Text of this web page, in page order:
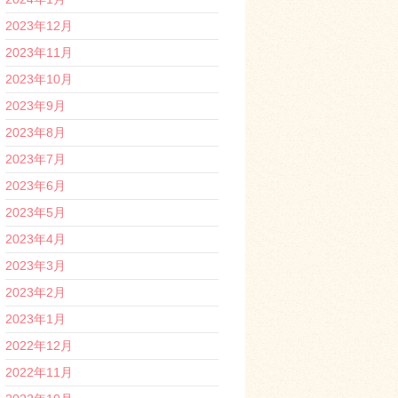
2023年12月
2023年11月
2023年10月
2023年9月
2023年8月
2023年7月
2023年6月
2023年5月
2023年4月
2023年3月
2023年2月
2023年1月
2022年12月
2022年11月